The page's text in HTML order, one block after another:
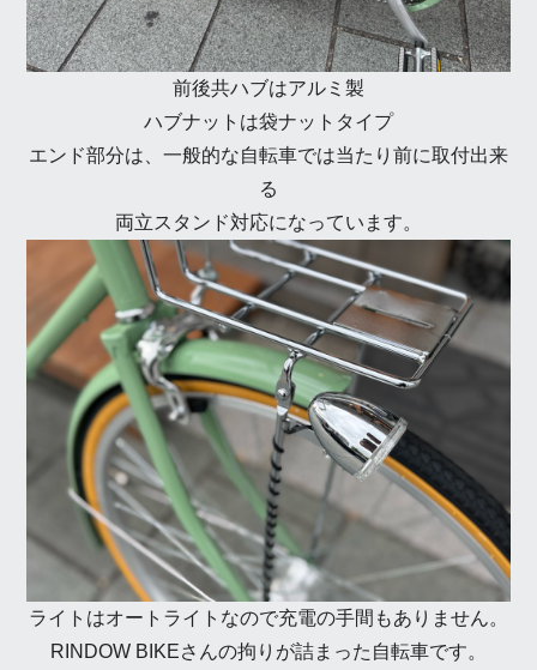
前後共ハブはアルミ製
ハブナットは袋ナットタイプ
エンド部分は、一般的な自転車では当たり前に取付出来
る
両立スタンド対応になっています。
ライトはオートライトなので充電の手間もありません。
RINDOW BIKEさんの拘りが詰まった自転車です。